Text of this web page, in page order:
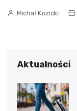
Michał Kozicki
Aktualności